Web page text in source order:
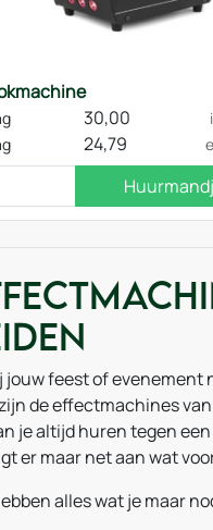
30,00
24,79
jouw feest of evenement
de effectmachines
je altijd huren tegen
er maar net aan wat
alles wat je maar